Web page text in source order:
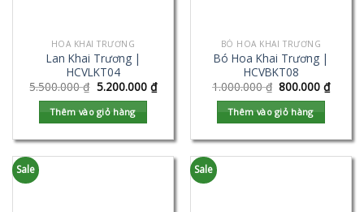
HOA KHAI TRƯƠNG
Lan Khai Trương |
HCVLKT04
5.500.000₫ 5.200.000 ₫
Thêm vào giỏ hàng
BÓ HOA KHAI TRƯƠNG
Bó Hoa Khai Trương |
HCVBKT08
1.000.000₫ 800.000₫
Thêm vào giỏ hàng
Sale Sale